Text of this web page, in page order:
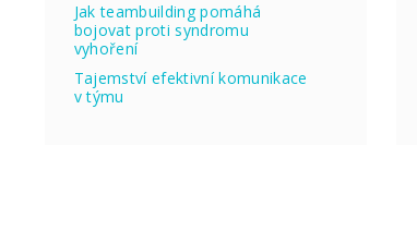
Jak teambuilding pomáhá
bojovat proti syndromu
vyhoření
Tajemství efektivní komunikace
v týmu